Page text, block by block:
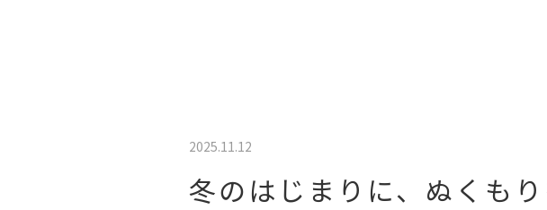
2025.11.12
冬のはじまりに、ぬくも